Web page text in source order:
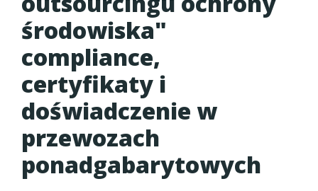
środowiska"
compliance,
certyfikaty i
doświadczenie w
przewozach
ponadgabarytowych